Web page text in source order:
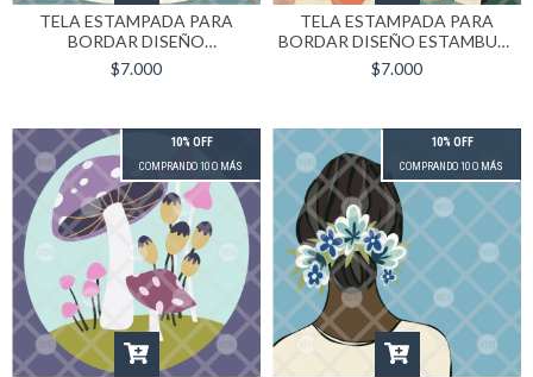
TELA ESTAMPADA PARA
BORDAR DISEÑO
CAPADOCIA | FORMATO
40X40
$7.000
TELA ESTAMPADA PARA
BORDAR DISEÑO ESTAMBUL |
FORMATO 40X40
$7.000
10% OFF
COMPRANDO 10 O MÁS
10% OFF
COMPRANDO 10 O MÁS